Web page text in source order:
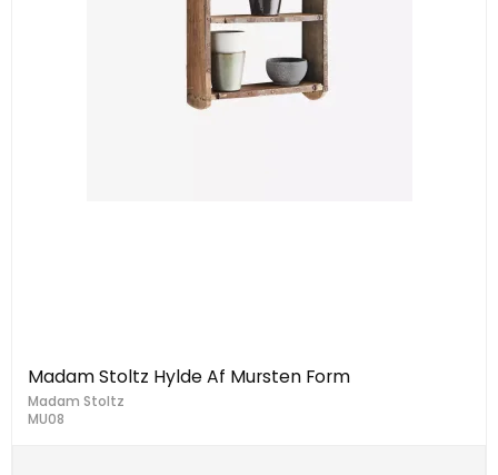
Madam Stoltz Hylde Af Mursten Form
Madam Stoltz
MU08